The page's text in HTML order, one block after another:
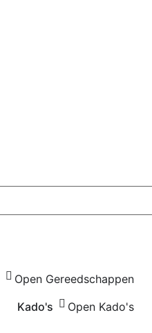
Open Gereedschappen
Kado's Open Kado's